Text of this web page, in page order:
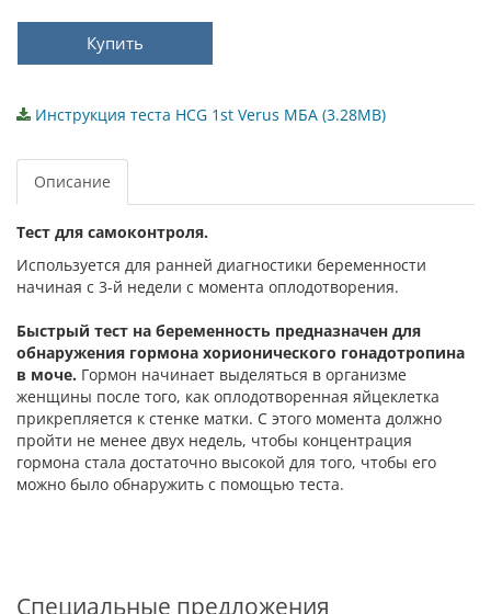
Купить
Инструкция теста HCG 1st Verus МБА (3.28MB)
Описание
Тест для самоконтроля.
Используется для ранней диагностики беременности
начиная с 3-й недели с момента оплодотворения.
Быстрый тест на беременность предназначен для
обнаружения гормона хорионического гонадотропина
в моче. Гормон начинает выделяться в организме
женщины после того, как оплодотворенная яйцеклетка
прикрепляется к стенке матки. С этого момента должно
пройти не менее двух недель, чтобы концентрация
гормона стала достаточно высокой для того, чтобы его
можно было обнаружить с помощью теста.
Специальные предложения